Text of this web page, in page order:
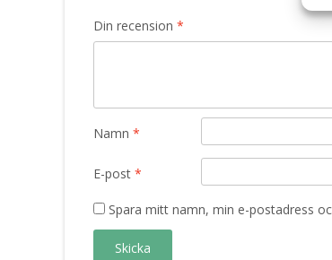
Din recension *
Namn *
E-post *
Spara mitt namn, min e-postadress